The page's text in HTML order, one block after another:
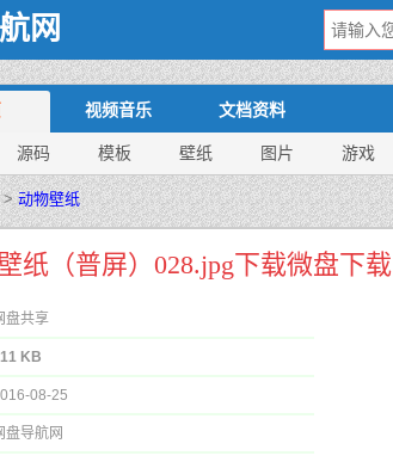
网
视频音乐 文档资料
源码 模板 壁纸 图片 游戏
>动物壁纸
纸（普屏）028.jpg下载微盘下载
盘共享
KB
08-25
盘导航网